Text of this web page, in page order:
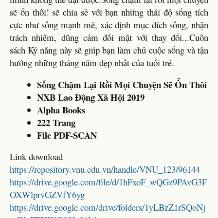
sẽ ổn thôi! sẽ chia sẻ với bạn những thái độ sống tích
cực như sống mạnh mẽ, xác định mục đích sống, nhận
trách nhiệm, dũng cảm đối mặt với thay đổi...Cuốn
sách Kỹ năng này sẽ giúp bạn làm chủ cuộc sống và tận
hưởng những tháng năm đẹp nhất của tuổi trẻ.
Sống Chậm Lại Rồi Mọi Chuyện Sẽ Ổn Thôi
NXB Lao Động Xã Hội 2019
Alpha Books
222 Trang
File PDF-SCAN
Link download
https://repository.vnu.edu.vn/handle/VNU_123/96144
https://drive.google.com/file/d/1hFxoF_wQGz9PAvG3F
OXWlprvGZVfY6yg
https://drive.google.com/drive/folders/1yLBzZ1rSQoNj